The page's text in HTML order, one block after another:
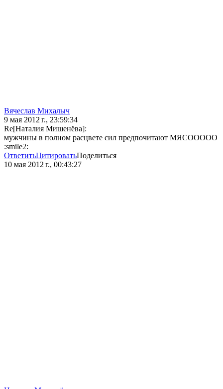
Вячеслав Михалыч
9 мая 2012 г., 23:59:34
Re[Наталия Мишенёва]:
мужчины в полном расцвете сил предпочитают МЯСООООО
:smile2:
ОтветитьЦитироватьПоделиться
10 мая 2012 г., 00:43:27